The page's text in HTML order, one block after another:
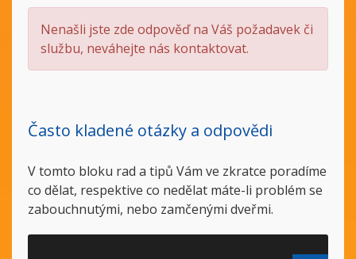
Nenašli jste zde odpověď na Váš požadavek či
službu, neváhejte nás kontaktovat.
Často kladené otázky a odpovědi
V tomto bloku rad a tipů Vám ve zkratce poradíme
co dělat, respektive co nedělat máte-li problém se
zabouchnutými, nebo zamčenými dveřmi.